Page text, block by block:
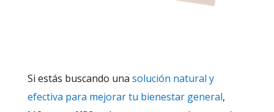
Si estás buscando una solución natural y
efectiva para mejorar tu bienestar general,